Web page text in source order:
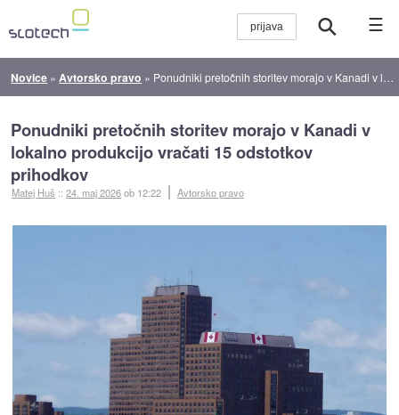
☰
Novice » Avtorsko pravo » Ponudniki pretočnih storitev morajo v Kanadi v lokalno produkcijo vračati 15 odstotkov prihodkov
Ponudniki pretočnih storitev morajo v Kanadi v
lokalno produkcijo vračati 15 odstotkov
prihodkov
Matej Huš ::24. maj 2026ob 12:22 Avtorsko pravo